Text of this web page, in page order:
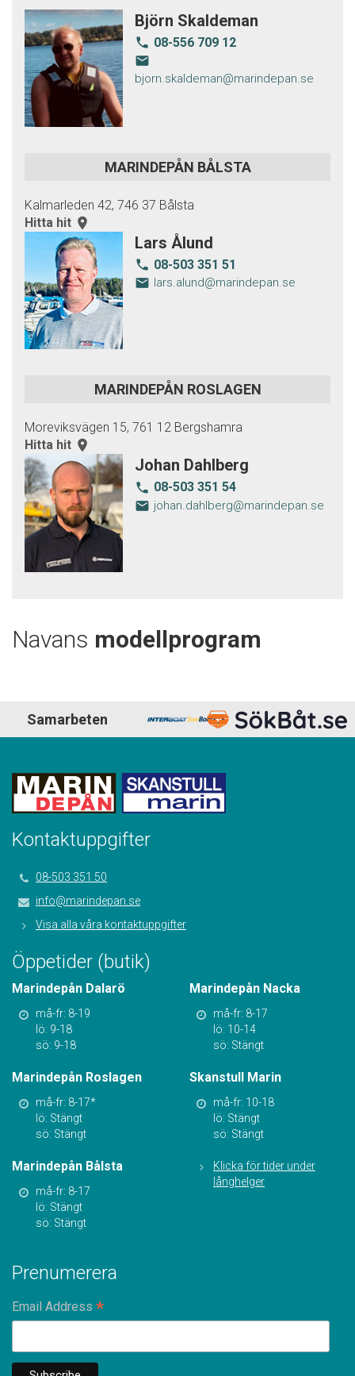
Björn Skaldeman
local_phone 08-556 709 12
email
bjorn.skaldeman@marindepan.se
MARINDEPÅN BÅLSTA
Kalmarleden 42, 746 37 Bålsta
Hitta hit room
Lars Ålund
local_phone 08-503 351 51
email lars.alund@marindepan.se
MARINDEPÅN ROSLAGEN
Moreviksvägen 15, 761 12 Bergshamra
Hitta hit room
Johan Dahlberg
local_phone 08-503 351 54
email johan.dahlberg@marindepan.se
Navans modellprogram
Samarbeten
Kontaktuppgifter
08-503 351 50
info@marindepan.se
Visa alla våra kontaktuppgifter
Öppetider (butik)
Marindepån Dalarö
må-fr: 8-19
lö: 9-18
sö: 9-18
Marindepån Nacka
må-fr: 8-17
lö: 10-14
sö: Stängt
Marindepån Roslagen
må-fr: 8-17*
lö: Stängt
sö: Stängt
Skanstull Marin
må-fr: 10-18
lö: Stängt
sö: Stängt
Marindepån Bålsta
må-fr: 8-17
lö: Stängt
sö: Stängt
Klicka för tider under
långhelger
Prenumerera
Email Address *